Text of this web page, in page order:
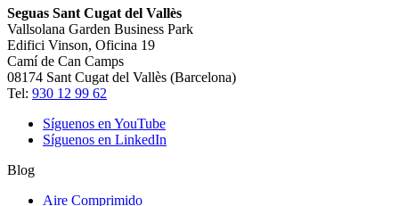
Seguas Sant Cugat del Vallès
Vallsolana Garden Business Park
Edifici Vinson, Oficina 19
Camí de Can Camps
08174 Sant Cugat del Vallès (Barcelona)
Tel: 930 12 99 62
Síguenos en YouTube
Síguenos en LinkedIn
Blog
Aire Comprimido